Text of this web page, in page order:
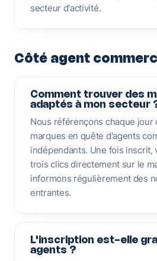
secteur d'activité.
Côté agent
Comment trouver des
adaptés à mon secteur
Nous référençons chaque jour
marques en quête d'agents
indépendants. Une fois inscrit,
trois clics directement sur le
informons régulièrement des
entrantes.
L'inscription est-elle
agents ?